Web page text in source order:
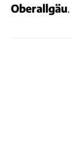
Oberallgäu